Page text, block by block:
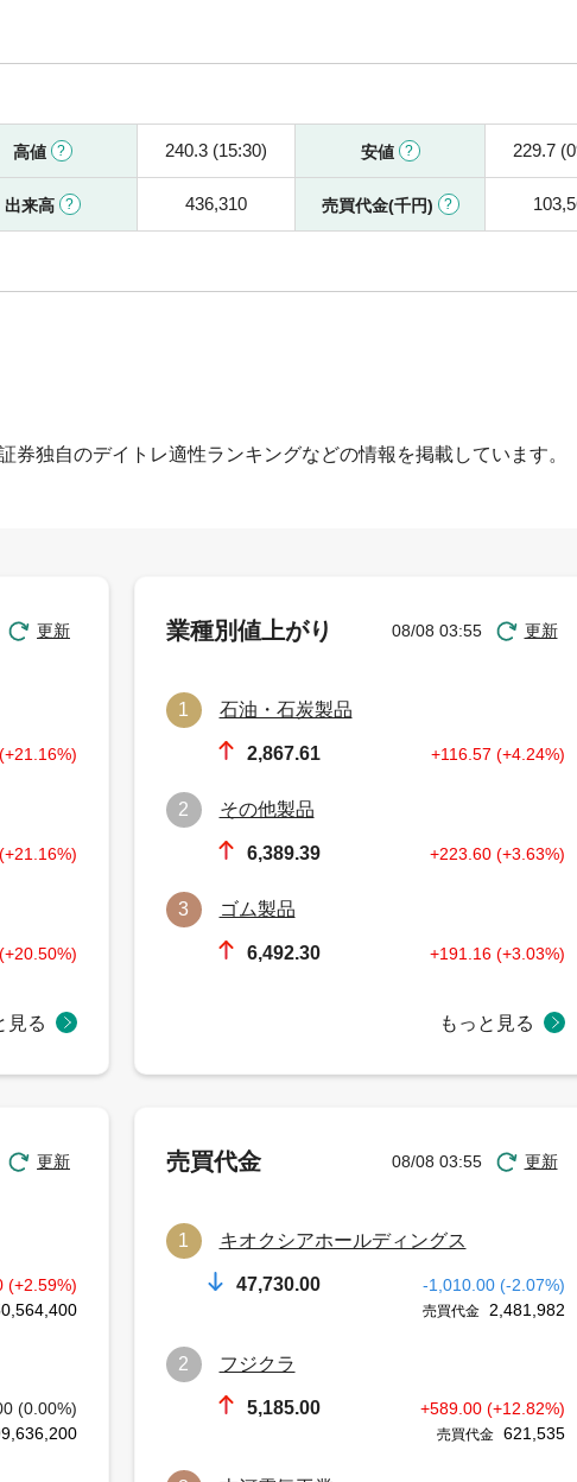
高値 240.3 (15:30) 安値 229.7
出来高 436,310 売買代金(千円)
独自のデイトレ適性ランキングなどの情報を掲載しています。